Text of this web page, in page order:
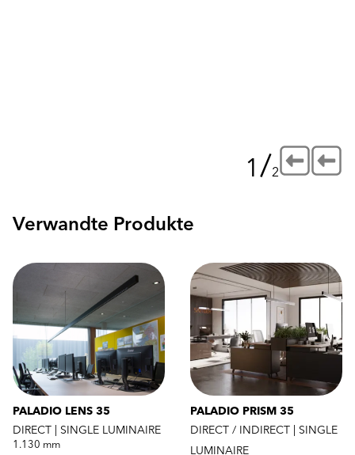
1 /2
Verwandte Produkte
PALADIO LENS 35
DIRECT | SINGLE LUMINAIRE
1.130 mm
PALADIO PRISM 35
DIRECT / INDIRECT | SINGLE
LUMINAIRE